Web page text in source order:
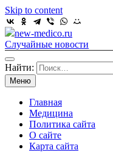
Skip to content
new-medico.ru
Случайные новости
Найти:
Меню
Главная
Медицина
Политика сайта
О сайте
Карта сайта